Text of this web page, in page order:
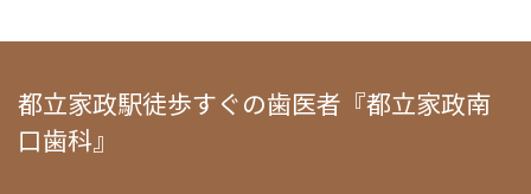
都立家政駅徒歩すぐの歯医者『都立家政南
口歯科』